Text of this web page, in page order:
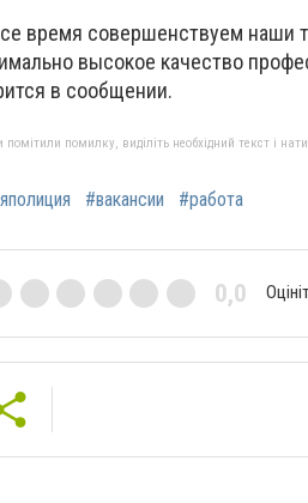
время совершенствуем наши
высокое качество
в сообщении.
помилку, виділіть необхідний текст і
#вакансии #работа
0,0